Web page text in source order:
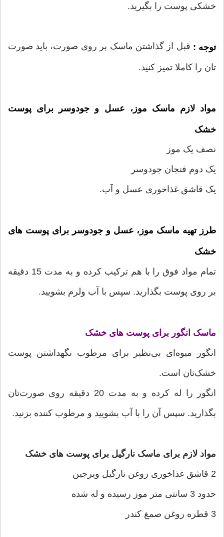
خشکی پوست را بگیرید.
توجه : قبل از گذاشتن ماسک بر روی صورت، باید صورت
تان را کاملا تمیز کنید.
مواد لازم ماسک موز، عسل و جودوسر برای پوست
خشک
نصف یک موز
یک دوم فنجان جودوسر
یک قاشق غذاخوری عسل و آب.
طرز تهیه ماسک موز، عسل و جودوسر برای پوست های
خشک
تمام مواد فوق را با هم ترکیب کرده و به مدت 15 دقیقه
بر روی پوست بگذارید. سپس با آب ولرم بشویید.
ماسک انگور برای پوست های خشک
انگور میوه‌ای بی‌نظیر برای مرطوب نگهداشتن پوست
خشک‌تان است.
انگور را له کرده و به مدت 20 دقیقه روی صورت‌تان
بگذارید. سپس آن را با آب بشویید و مرطوب کننده بزنید.
مواد لازم برای ماسک نارگیل برای پوست های خشک
2 قاشق غذاخوری روغن نارگیل ویرجین
حدود 3 سانتی متر موز رسیده و له شده
3 قطره روغن صمغ کندر